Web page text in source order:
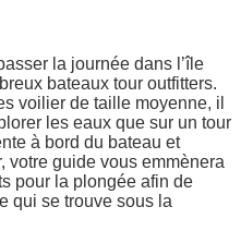
la journée dans l’île
bateaux tour outfitters.
voilier de taille moyenne, il
les eaux que sur un tour
à bord du bateau et
votre guide vous emmènera
pour la plongée afin de
qui se trouve sous la